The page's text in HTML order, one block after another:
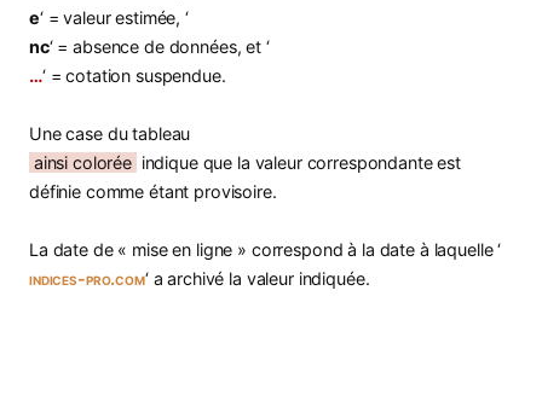
e‘ = valeur estimée, ‘
nc‘ = absence de données, et ‘
…‘ = cotation suspendue.
Une case du tableau
ainsi colorée indique que la valeur correspondante est
définie comme étant provisoire.
La date de « mise en ligne » correspond à la date à laquelle ‘
indices-pro.com‘ a archivé la valeur indiquée.